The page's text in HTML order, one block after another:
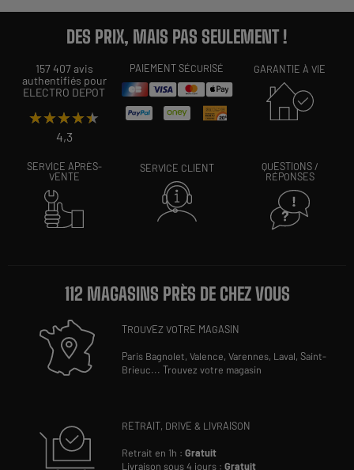
DES PRIX, MAIS PAS SEULEMENT !
157 407 avis
authentifiés pour
ELECTRO DEPOT
★★★★★
★★★★★
4,3
PAIEMENT SÉCURISÉ GARANTIE À VIE
SERVICE APRÈS-
VENTE
SERVICE CLIENT
QUESTIONS /
RÉPONSES
112 MAGASINS PRÈS DE CHEZ VOUS
TROUVEZ VOTRE MAGASIN
Paris Bagnolet,Valence,Varennes, Laval,Saint-
Brieuc...Trouvez votre magasin
RETRAIT, DRIVE & LIVRAISON
Retrait en 1h :Gratuit
Livraison sous 4 jours :Gratuit